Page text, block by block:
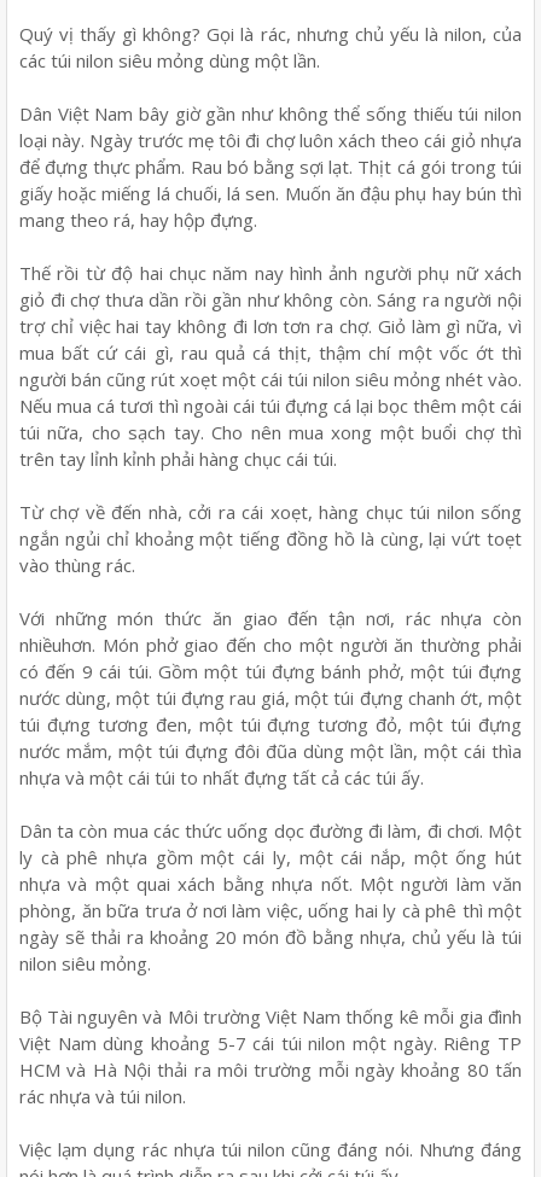
Quý vị thấy gì không? Gọi là rác, nhưng chủ yếu là nilon, của
các túi nilon siêu mỏng dùng một lần.
Dân Việt Nam bây giờ gần như không thể sống thiếu túi nilon
loại này. Ngày trước mẹ tôi đi chợ luôn xách theo cái giỏ nhựa
để đựng thực phẩm. Rau bó bằng sợi lạt. Thịt cá gói trong túi
giấy hoặc miếng lá chuối, lá sen. Muốn ăn đậu phụ hay bún thì
mang theo rá, hay hộp đựng.
Thế rồi từ độ hai chục năm nay hình ảnh người phụ nữ xách
giỏ đi chợ thưa dần rồi gần như không còn. Sáng ra người nội
trợ chỉ việc hai tay không đi lơn tơn ra chợ. Giỏ làm gì nữa, vì
mua bất cứ cái gì, rau quả cá thịt, thậm chí một vốc ớt thì
người bán cũng rút xoẹt một cái túi nilon siêu mỏng nhét vào.
Nếu mua cá tươi thì ngoài cái túi đựng cá lại bọc thêm một cái
túi nữa, cho sạch tay. Cho nên mua xong một buổi chợ thì
trên tay lỉnh kỉnh phải hàng chục cái túi.
Từ chợ về đến nhà, cởi ra cái xoẹt, hàng chục túi nilon sống
ngắn ngủi chỉ khoảng một tiếng đồng hồ là cùng, lại vứt toẹt
vào thùng rác.
Với những món thức ăn giao đến tận nơi, rác nhựa còn
nhiềuhơn. Món phở giao đến cho một người ăn thường phải
có đến 9 cái túi. Gồm một túi đựng bánh phở, một túi đựng
nước dùng, một túi đựng rau giá, một túi đựng chanh ớt, một
túi đựng tương đen, một túi đựng tương đỏ, một túi đựng
nước mắm, một túi đựng đôi đũa dùng một lần, một cái thìa
nhựa và một cái túi to nhất đựng tất cả các túi ấy.
Dân ta còn mua các thức uống dọc đường đi làm, đi chơi. Một
ly cà phê nhựa gồm một cái ly, một cái nắp, một ống hút
nhựa và một quai xách bằng nhựa nốt. Một người làm văn
phòng, ăn bữa trưa ở nơi làm việc, uống hai ly cà phê thì một
ngày sẽ thải ra khoảng 20 món đồ bằng nhựa, chủ yếu là túi
nilon siêu mỏng.
Bộ Tài nguyên và Môi trường Việt Nam thống kê mỗi gia đình
Việt Nam dùng khoảng 5-7 cái túi nilon một ngày. Riêng TP
HCM và Hà Nội thải ra môi trường mỗi ngày khoảng 80 tấn
rác nhựa và túi nilon.
Việc lạm dụng rác nhựa túi nilon cũng đáng nói. Nhưng đáng